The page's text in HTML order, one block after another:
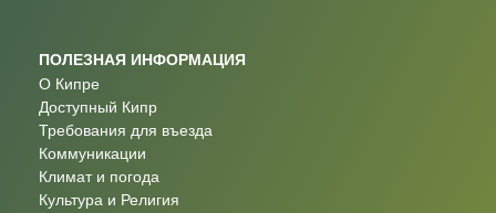
ПОЛЕЗНАЯ ИНФОРМАЦИЯ
О Кипре
Доступный Кипр
Требования для въезда
Коммуникации
Климат и погода
Культура и Религия